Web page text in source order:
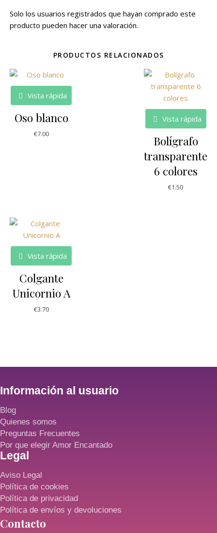
Solo los usuarios registrados que hayan comprado este
producto pueden hacer una valoración.
PRODUCTOS RELACIONADOS
Vista rápida
Oso blanco
€7.00
Vista rápida
Bolígrafo
transparente
6 colores
€1.50
Vista rápida
Colgante
Unicornio A
€3.70
Información al usuario
Blog
Quienes somos
Preguntas Frecuentes
Por que elegir Amor Encantado
Legal
Aviso Legal
Política de cookies
Política de privacidad
Política de envíos y devoluciones
Contacto